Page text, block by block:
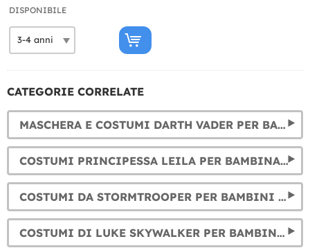
DISPONIBILE
CATEGORIE CORRELATE
MASCHERA E COSTUMI DARTH VADER PER BAMBINI E ADULTI
COSTUMI PRINCIPESSA LEILA PER BAMBINA E DONNA
COSTUMI DA STORMTROOPER PER BAMBINI E ADULTI
COSTUMI DI LUKE SKYWALKER PER BAMBINO E ADULTO